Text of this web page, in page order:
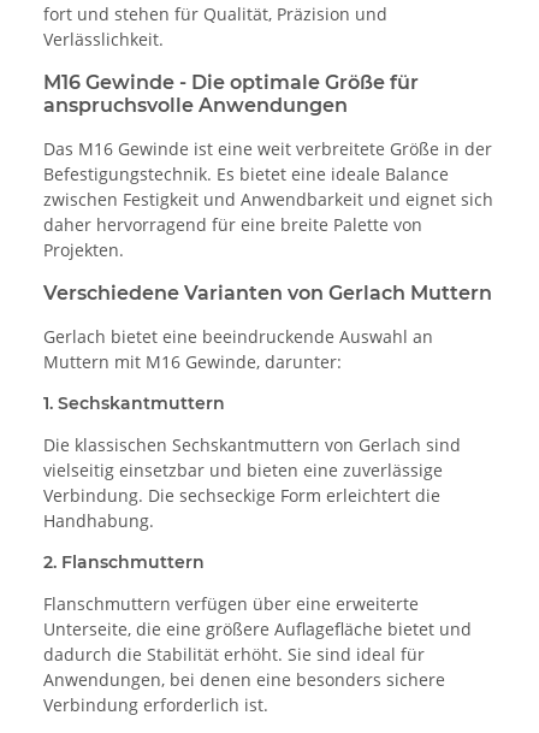
fort und stehen für Qualität, Präzision und
Verlässlichkeit.
M16 Gewinde - Die optimale Größe für
anspruchsvolle Anwendungen
Das M16 Gewinde ist eine weit verbreitete Größe in der
Befestigungstechnik. Es bietet eine ideale Balance
zwischen Festigkeit und Anwendbarkeit und eignet sich
daher hervorragend für eine breite Palette von
Projekten.
Verschiedene Varianten von Gerlach Muttern
Gerlach bietet eine beeindruckende Auswahl an
Muttern mit M16 Gewinde, darunter:
1. Sechskantmuttern
Die klassischen Sechskantmuttern von Gerlach sind
vielseitig einsetzbar und bieten eine zuverlässige
Verbindung. Die sechseckige Form erleichtert die
Handhabung.
2. Flanschmuttern
Flanschmuttern verfügen über eine erweiterte
Unterseite, die eine größere Auflagefläche bietet und
dadurch die Stabilität erhöht. Sie sind ideal für
Anwendungen, bei denen eine besonders sichere
Verbindung erforderlich ist.